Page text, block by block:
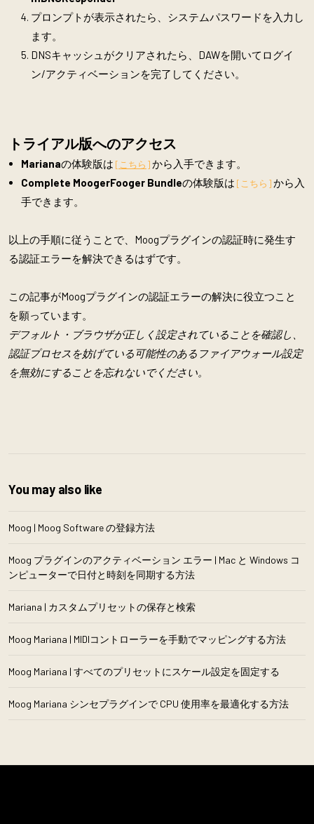
プロンプトが表示されたら、システムパスワードを入力し
ます。
DNSキャッシュがクリアされたら、DAWを開いてログイ
ン/アクティベーションを完了してください。
トライアル版へのアクセス
Marianaの体験版は [こちら]から入手できます。
Complete MoogerFooger Bundleの体験版は [こちら]から入
手できます。
以上の手順に従うことで、Moogプラグインの認証時に発生す
る認証エラーを解決できるはずです。
この記事がMoogプラグインの認証エラーの解決に役立つこと
を願っています。
デフォルト・ブラウザが正しく設定されていることを確認し、
認証プロセスを妨げている可能性のあるファイアウォール設定
を無効にすることを忘れないでください。
You may also like
Moog | Moog Software の登録方法
Moog プラグインのアクティベーション エラー | Mac と Windows コ
ンピューターで日付と時刻を同期する方法
Mariana | カスタムプリセットの保存と検索
Moog Mariana | MIDIコントローラーを手動でマッピングする方法
Moog Mariana | すべてのプリセットにスケール設定を固定する
Moog Mariana シンセプラグインで CPU 使用率を最適化する方法